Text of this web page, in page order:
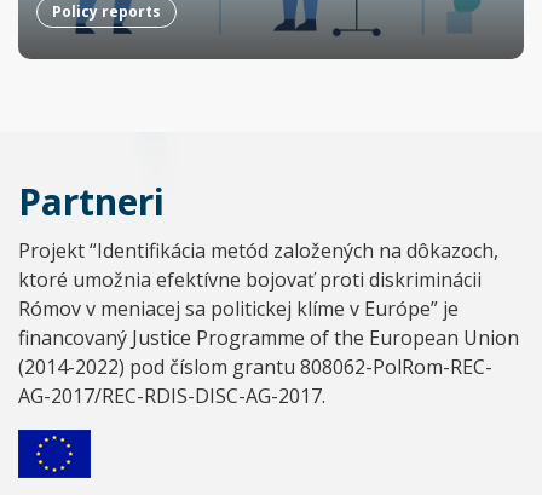
Policy reports
Partneri
Projekt “Identifikácia metód založených na dôkazoch,
ktoré umožnia efektívne bojovať proti diskriminácii
Rómov v meniacej sa politickej klíme v Európe” je
financovaný Justice Programme of the European Union
(2014-2022) pod číslom grantu 808062-PolRom-REC-
AG-2017/REC-RDIS-DISC-AG-2017.